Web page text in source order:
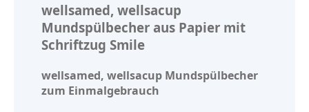
wellsamed, wellsacup
Mundspülbecher aus Papier mit
Schriftzug Smile
wellsamed, wellsacup Mundspülbecher
zum Einmalgebrauch